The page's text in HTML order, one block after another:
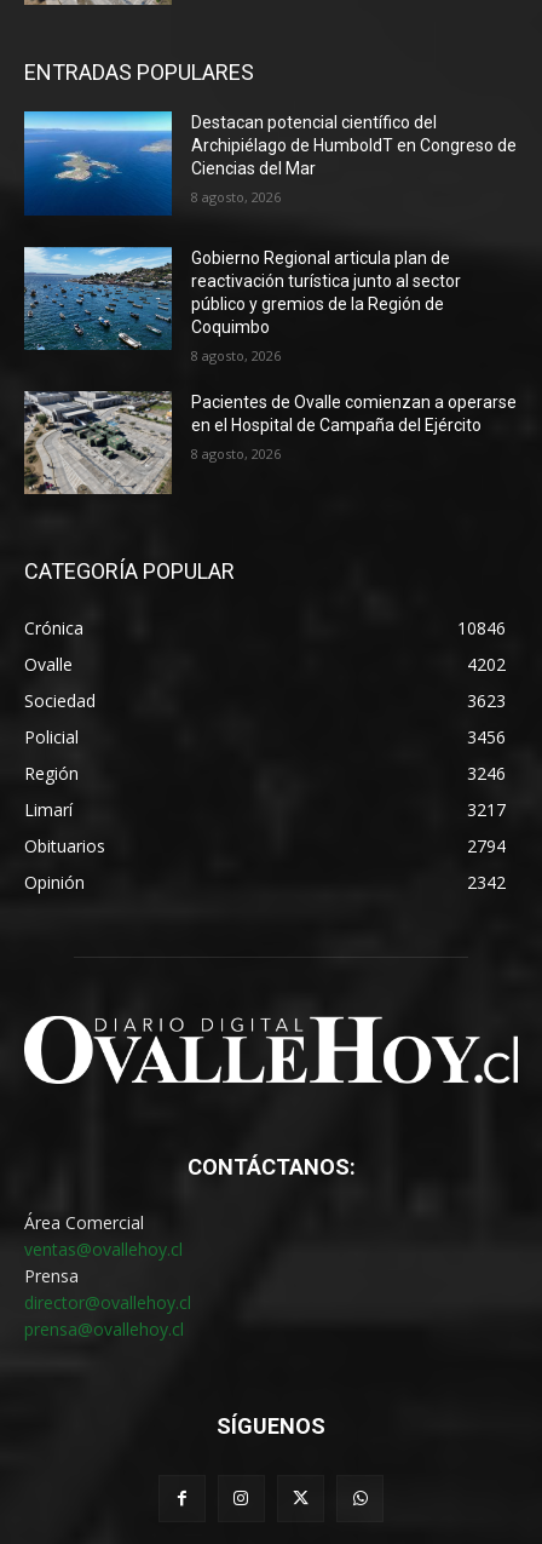
ENTRADAS POPULARES
Destacan potencial científico del
Archipiélago de HumboldT en Congreso de
Ciencias del Mar
8 agosto, 2026
Gobierno Regional articula plan de
reactivación turística junto al sector
público y gremios de la Región de
Coquimbo
8 agosto, 2026
Pacientes de Ovalle comienzan a operarse
en el Hospital de Campaña del Ejército
8 agosto, 2026
CATEGORÍA POPULAR
Crónica
10846
Ovalle
4202
Sociedad
3623
Policial
3456
Región
3246
Limarí
3217
Obituarios
2794
Opinión
2342
CONTÁCTANOS:
Área Comercial
ventas@ovallehoy.cl
Prensa
director@ovallehoy.cl
prensa@ovallehoy.cl
SÍGUENOS